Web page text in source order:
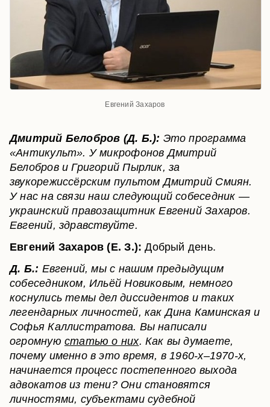
Евгений Захаров
Дмитрий Белобров (Д. Б.): Это программа
«Антикульт». У микрофонов Дмитрий
Белобров и Григорий Пырлик, за
звукорежиссёрским пультом Дмитрий Смиян.
У нас на связи наш следующий собеседник —
украинский правозащитник Евгений Захаров.
Евгений, здравствуйте.
Евгений Захаров (Е. З.):Добрый день.
Д. Б.: Евгений, мы с нашим предыдущим
собеседником, Ильёй Новиковым, немного
коснулись темы дел диссидентов и таких
легендарных личностей, как Дина Каминская и
Софья Каллистратова. Вы написали
огромную статью о них. Как вы думаете,
почему именно в это время, в 1960-х–1970-х,
начинается процесс постепенного выхода
адвокатов из тени? Они становятся
личностями, субъектами судебной